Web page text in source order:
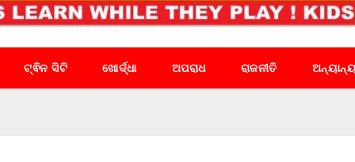
ଟ୍ଵିନ ସିଟି ଖୋର୍ଦ୍ଧା ଅପରାଧ ରାଜନୀତି